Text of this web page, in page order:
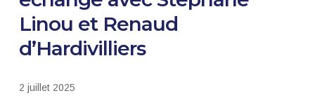
Linou et Renaud
d’Hardivilliers
2 juillet 2025